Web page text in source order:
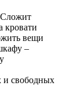
Сложит
кровати
вещи
–
и свободных